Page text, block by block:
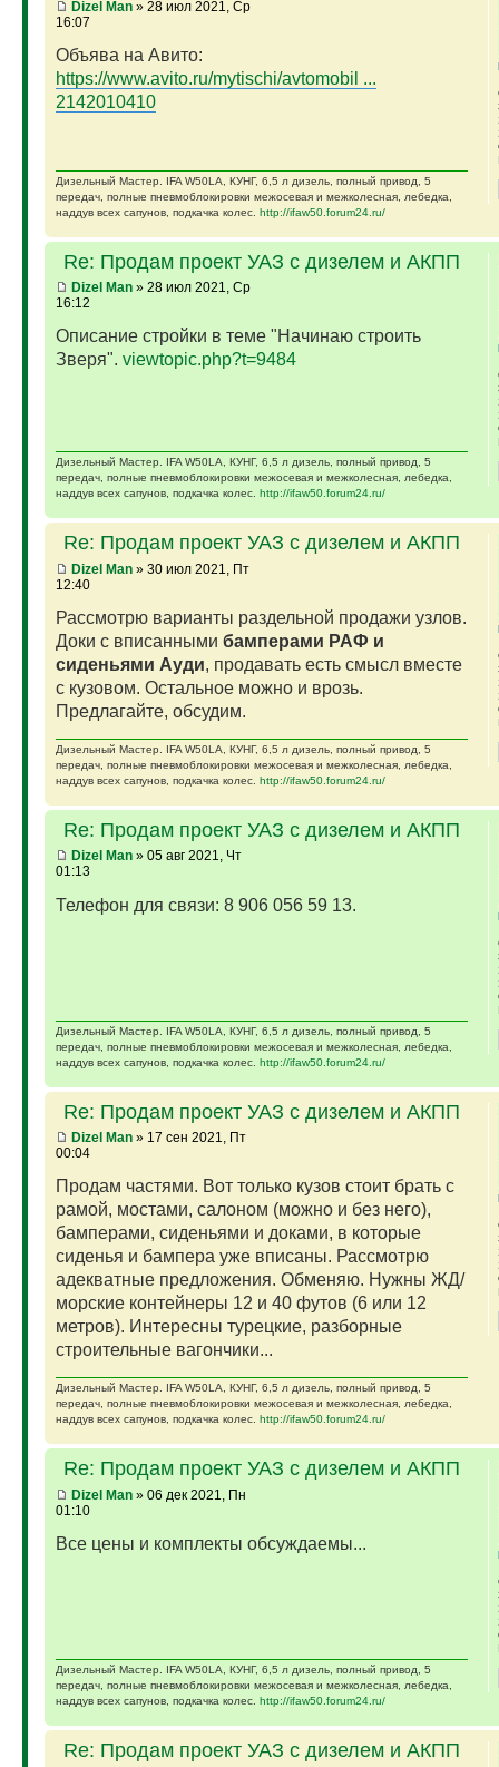
Dizel Man» 28 июл 2021, Ср
16:07
Объява на Авито:
https://www.avito.ru/mytischi/avtomobil ...
2142010410
Дизельный Мастер. IFA W50LA, КУНГ, 6,5 л дизель, полный привод, 5
передач, полные пневмоблокировки межосевая и межколесная, лебедка,
наддув всех сапунов, подкачка колес. http://ifaw50.forum24.ru/
Re: Продам проект УАЗ с дизелем и АКПП
Dizel Man» 28 июл 2021, Ср
16:12
Описание стройки в теме "Начинаю строить
Зверя". viewtopic.php?t=9484
Дизельный Мастер. IFA W50LA, КУНГ, 6,5 л дизель, полный привод, 5
передач, полные пневмоблокировки межосевая и межколесная, лебедка,
наддув всех сапунов, подкачка колес. http://ifaw50.forum24.ru/
Re: Продам проект УАЗ с дизелем и АКПП
Dizel Man» 30 июл 2021, Пт
12:40
Рассмотрю варианты раздельной продажи узлов.
Доки с вписанными бамперами РАФ и
сиденьями Ауди, продавать есть смысл вместе
с кузовом. Остальное можно и врозь.
Предлагайте, обсудим.
Дизельный Мастер. IFA W50LA, КУНГ, 6,5 л дизель, полный привод, 5
передач, полные пневмоблокировки межосевая и межколесная, лебедка,
наддув всех сапунов, подкачка колес. http://ifaw50.forum24.ru/
Re: Продам проект УАЗ с дизелем и АКПП
Dizel Man» 05 авг 2021, Чт
01:13
Телефон для связи: 8 906 056 59 13.
Дизельный Мастер. IFA W50LA, КУНГ, 6,5 л дизель, полный привод, 5
передач, полные пневмоблокировки межосевая и межколесная, лебедка,
наддув всех сапунов, подкачка колес. http://ifaw50.forum24.ru/
Re: Продам проект УАЗ с дизелем и АКПП
Dizel Man» 17 сен 2021, Пт
00:04
Продам частями. Вот только кузов стоит брать с
рамой, мостами, салоном (можно и без него),
бамперами, сиденьями и доками, в которые
сиденья и бампера уже вписаны. Рассмотрю
адекватные предложения. Обменяю. Нужны ЖД/
морские контейнеры 12 и 40 футов (6 или 12
метров). Интересны турецкие, разборные
строительные вагончики...
Дизельный Мастер. IFA W50LA, КУНГ, 6,5 л дизель, полный привод, 5
передач, полные пневмоблокировки межосевая и межколесная, лебедка,
наддув всех сапунов, подкачка колес. http://ifaw50.forum24.ru/
Re: Продам проект УАЗ с дизелем и АКПП
Dizel Man» 06 дек 2021, Пн
01:10
Все цены и комплекты обсуждаемы...
Дизельный Мастер. IFA W50LA, КУНГ, 6,5 л дизель, полный привод, 5
передач, полные пневмоблокировки межосевая и межколесная, лебедка,
наддув всех сапунов, подкачка колес. http://ifaw50.forum24.ru/
Re: Продам проект УАЗ с дизелем и АКПП